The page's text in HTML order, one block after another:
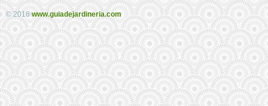
© 2016 www.guiadejardineria.com